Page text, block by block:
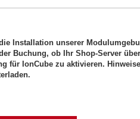
Installation unserer
Buchung, ob Ihr Shop-Server
für IonCube zu aktivieren.